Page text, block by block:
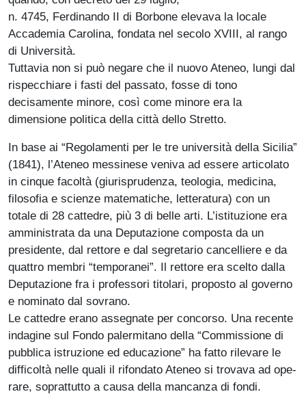
n. 4745, Ferdinando II di Borbone elevava la locale
Accademia Carolina, fon­data nel secolo XVIII, al rango
di Università.
Tuttavia non si può negare che il nuovo Ateneo, lungi dal
rispec­chiare i fasti del passato, fosse di tono
decisamente minore, così come minore era la
dimensione politica della città dello Stretto.
In base ai “Regolamenti per le tre università della Sicilia”
(1841), l’Ateneo messinese veniva ad essere articolato
in cinque facoltà (giurisprudenza, teologia, medicina,
filosofia e scienze matema­tiche, letteratura) con un
totale di 28 cattedre, più 3 di belle arti. L’isti­tuzione era
amministrata da una Depu­tazione composta da un
presidente, dal rettore e dal segretario cancelliere e da
quattro membri “temporanei”. Il rettore era scelto dalla
Deputazione fra i professori titolari, proposto al governo
e nominato dal sovrano.
Le cattedre erano assegnate per concorso. Una recente
indagine sul Fondo palermitano della “Commissione di
pubblica istruzione ed educazione” ha fatto rilevare le
difficoltà nelle quali il rifondato Ateneo si trovava ad ope­
rare, soprattutto a causa della man­canza di fondi.